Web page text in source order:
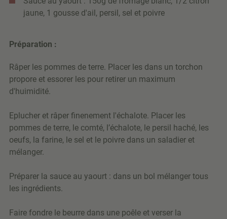
jaune, 1 gousse d'ail, persil, sel et poivre
Préparation :
Râper les pommes de terre. Placer les dans un torchon
propore et essorer les pour retirer un maximum
d'huimidité.
Eplucher et râper finenement l'échalote. Placer les
pommes de terre, le comté, l’échalote, le persil haché, les
oeufs, la farine, le sel et le poivre dans un saladier et
mélanger.
Préparer la sauce au yaourt : dans un bol mélanger tous
les ingrédients.
Faire fondre le beurre dans une poêle et verser la